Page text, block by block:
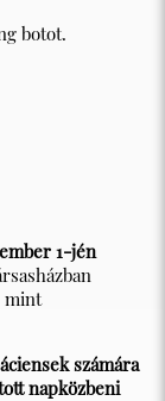
botot.
1-jén
mint
számára
napközbeni